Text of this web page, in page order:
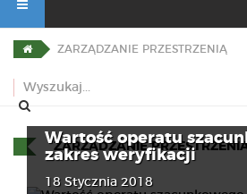
ZARZĄDZANIE PRZESTRZENIĄ
ZARZĄDZANIE
Wartość operatu
zakres weryfikacji
18 Stycznia 2018